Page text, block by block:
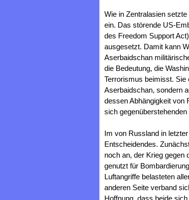
Wie in Zentralasien
ein. Das störende US-
des Freedom Support
ausgesetzt. Damit kann
Aserbaidschan
die Bedeutung, die
Terrorismus beimisst. Sie
Aserbaidschan, sondern
dessen Abhängigkeit von
sich
Im von Russland in
Entscheidendes.
noch an, der Krieg gegen
genutzt für
Luftangriffe belasteten
anderen Seite verband
Hoffnung, dass beide